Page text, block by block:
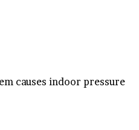
causes indoor pressure